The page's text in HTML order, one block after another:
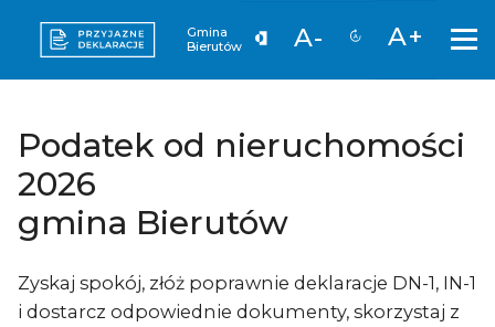
Gmina
Bierutów
A- A+
Podatek od nieruchomości
2026
gmina Bierutów
Zyskaj spokój, złóż poprawnie deklaracje DN-1, IN-1
i dostarcz odpowiednie dokumenty, skorzystaj z